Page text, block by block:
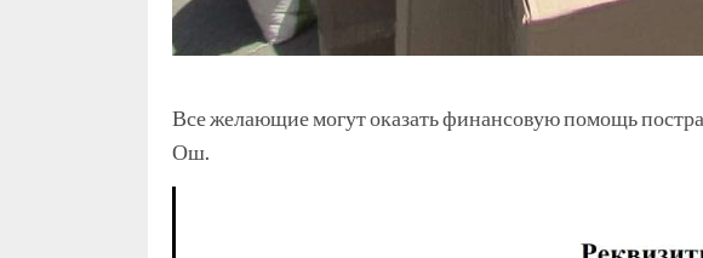
Все желающие могут оказать финансовую помощь
Ош.